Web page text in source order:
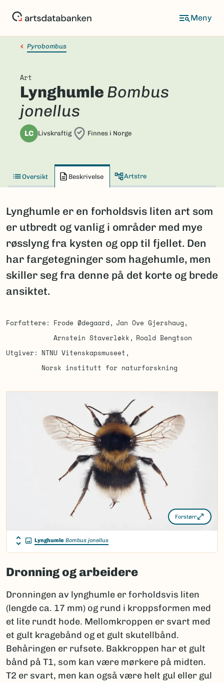
Pyrobombus
Art
Lynghumle Bombus
jonellus
LC Livskraftig Finnes i Norge
Oversikt Beskrivelse Artstre
Lynghumle er en forholdsvis liten art som
er utbredt og vanlig i områder med mye
røsslyng fra kysten og opp til fjellet. Den
har fargetegninger som hagehumle, men
skiller seg fra denne på det korte og brede
ansiktet.
Forfattere Frode Ødegaard
Jan Ove Gjershaug
Arnstein Staverløkk
Roald Bengtson
Utgiver
NTNU Vitenskapsmuseet
Norsk institutt for naturforskning
Forstørr
Lynghumle Bombus jonellus
Dronning og arbeidere
Dronningen av lynghumle er forholdsvis liten
(lengde ca. 17 mm) og rund i kroppsformen med
et lite rundt hode. Mellomkroppen er svart med
et gult kragebånd og et gult skutellbånd.
Behåringen er rufsete. Bakkroppen har et gult
bånd på T1, som kan være mørkere på midten.
T2 er svart, men kan også være helt gul eller gul